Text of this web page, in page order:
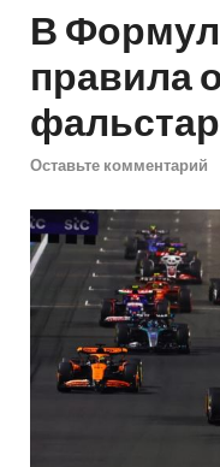
В
правила
Оставьте комментарий